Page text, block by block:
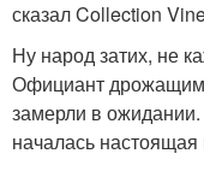
сказал Collection
Ну народ затих, не
Официант
замерли в
началась